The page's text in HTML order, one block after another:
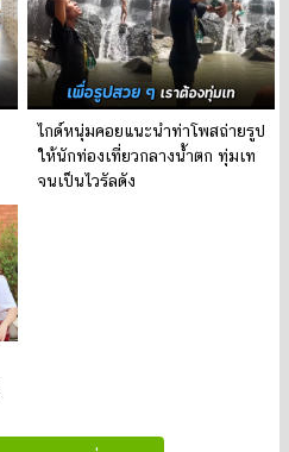
ไกด์หนุ่มคอยแนะนำท่าโพสถ่ายรูป
ให้นักท่องเที่ยวกลางน้ำตก ทุ่มเท
จนเป็นไวรัลดัง